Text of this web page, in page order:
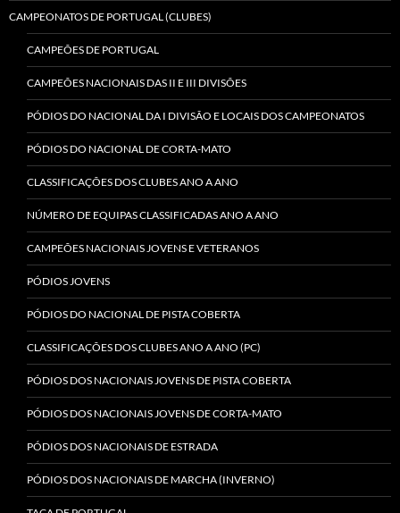
CAMPEONATOS DE PORTUGAL (CLUBES)
CAMPEÕES DE PORTUGAL
CAMPEÕES NACIONAIS DAS II E III DIVISÕES
PÓDIOS DO NACIONAL DA I DIVISÃO E LOCAIS DOS CAMPEONATOS
PÓDIOS DO NACIONAL DE CORTA-MATO
CLASSIFICAÇÕES DOS CLUBES ANO A ANO
NÚMERO DE EQUIPAS CLASSIFICADAS ANO A ANO
CAMPEÕES NACIONAIS JOVENS E VETERANOS
PÓDIOS JOVENS
PÓDIOS DO NACIONAL DE PISTA COBERTA
CLASSIFICAÇÕES DOS CLUBES ANO A ANO (PC)
PÓDIOS DOS NACIONAIS JOVENS DE PISTA COBERTA
PÓDIOS DOS NACIONAIS JOVENS DE CORTA-MATO
PÓDIOS DOS NACIONAIS DE ESTRADA
PÓDIOS DOS NACIONAIS DE MARCHA (INVERNO)